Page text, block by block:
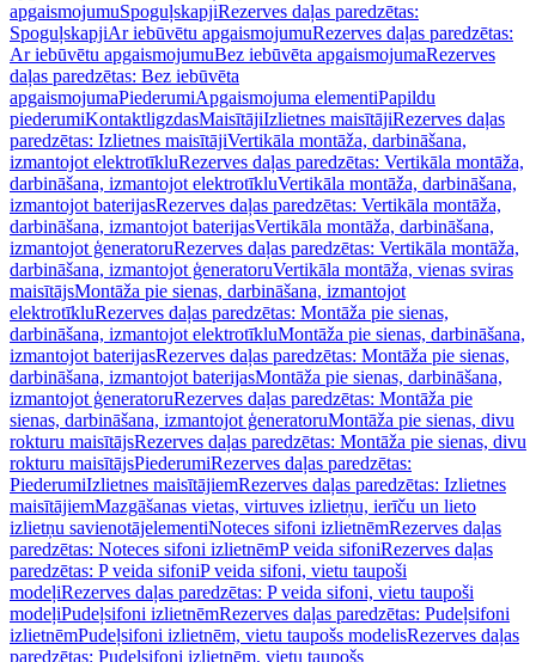
apgaismojumuSpoguļskapjiRezerves daļas paredzētas:
SpoguļskapjiAr iebūvētu apgaismojumuRezerves daļas paredzētas:
Ar iebūvētu apgaismojumuBez iebūvēta apgaismojumaRezerves
daļas paredzētas: Bez iebūvēta
apgaismojumaPiederumiApgaismojuma elementiPapildu
piederumiKontaktligzdasMaisītājiIzlietnes maisītājiRezerves daļas
paredzētas: Izlietnes maisītājiVertikāla montāža, darbināšana,
izmantojot elektrotīkluRezerves daļas paredzētas: Vertikāla montāža,
darbināšana, izmantojot elektrotīkluVertikāla montāža, darbināšana,
izmantojot baterijasRezerves daļas paredzētas: Vertikāla montāža,
darbināšana, izmantojot baterijasVertikāla montāža, darbināšana,
izmantojot ģeneratoruRezerves daļas paredzētas: Vertikāla montāža,
darbināšana, izmantojot ģeneratoruVertikāla montāža, vienas sviras
maisītājsMontāža pie sienas, darbināšana, izmantojot
elektrotīkluRezerves daļas paredzētas: Montāža pie sienas,
darbināšana, izmantojot elektrotīkluMontāža pie sienas, darbināšana,
izmantojot baterijasRezerves daļas paredzētas: Montāža pie sienas,
darbināšana, izmantojot baterijasMontāža pie sienas, darbināšana,
izmantojot ģeneratoruRezerves daļas paredzētas: Montāža pie
sienas, darbināšana, izmantojot ģeneratoruMontāža pie sienas, divu
rokturu maisītājsRezerves daļas paredzētas: Montāža pie sienas, divu
rokturu maisītājsPiederumiRezerves daļas paredzētas:
PiederumiIzlietnes maisītājiemRezerves daļas paredzētas: Izlietnes
maisītājiemMazgāšanas vietas, virtuves izlietņu, ierīču un lieto
izlietņu savienotājelementiNoteces sifoni izlietnēmRezerves daļas
paredzētas: Noteces sifoni izlietnēmP veida sifoniRezerves daļas
paredzētas: P veida sifoniP veida sifoni, vietu taupoši
modeļiRezerves daļas paredzētas: P veida sifoni, vietu taupoši
modeļiPudeļsifoni izlietnēmRezerves daļas paredzētas: Pudeļsifoni
izlietnēmPudeļsifoni izlietnēm, vietu taupošs modelisRezerves daļas
paredzētas: Pudeļsifoni izlietnēm, vietu taupošs